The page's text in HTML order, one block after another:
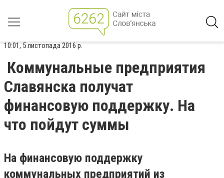
10:01, 5 листопада 2016 р.
Коммунальные предприятия
Славянска получат
финансовую поддержку. На
что пойдут суммы
На финансовую поддержку
коммунальных предприятий из